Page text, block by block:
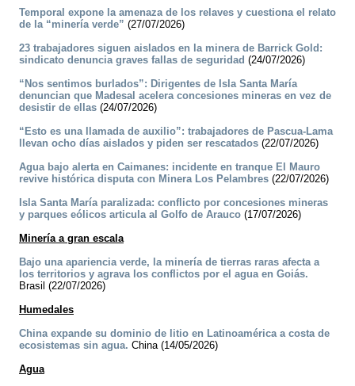
Temporal expone la amenaza de los relaves y cuestiona el relato
de la “minería verde” (27/07/2026)
23 trabajadores siguen aislados en la minera de Barrick Gold:
sindicato denuncia graves fallas de seguridad (24/07/2026)
“Nos sentimos burlados”: Dirigentes de Isla Santa María
denuncian que Madesal acelera concesiones mineras en vez de
desistir de ellas (24/07/2026)
“Esto es una llamada de auxilio”: trabajadores de Pascua-Lama
llevan ocho días aislados y piden ser rescatados (22/07/2026)
Agua bajo alerta en Caimanes: incidente en tranque El Mauro
revive histórica disputa con Minera Los Pelambres (22/07/2026)
Isla Santa María paralizada: conflicto por concesiones mineras
y parques eólicos articula al Golfo de Arauco (17/07/2026)
Minería a gran escala
Bajo una apariencia verde, la minería de tierras raras afecta a
los territorios y agrava los conflictos por el agua en Goiás.
Brasil (22/07/2026)
Humedales
China expande su dominio de litio en Latinoamérica a costa de
ecosistemas sin agua. China (14/05/2026)
Agua